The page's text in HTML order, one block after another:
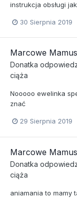
instrukcja obsługi
30 Sierpnia 2019
Marcowe
Donatka
ciąża
Nooooo ewelinka
znać
29 Sierpnia 2019
Marcowe
Donatka
ciąża
aniamania to mamy